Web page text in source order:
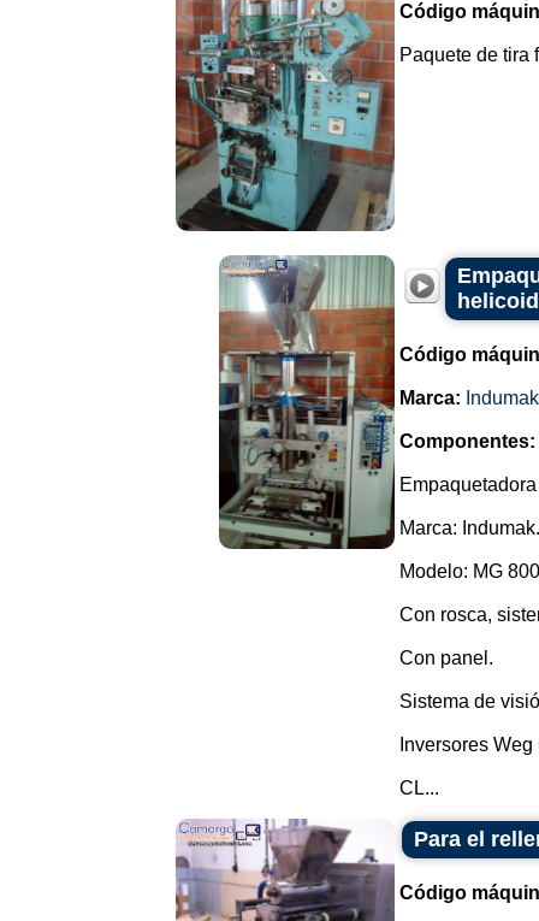
Código
Paquete de tira
Código
Marca: Indumak
Componentes:
Marca: Indumak.
Modelo: MG
Con rosca,
Con panel.
Sistema de
Inversores
CL...
Para el
Código